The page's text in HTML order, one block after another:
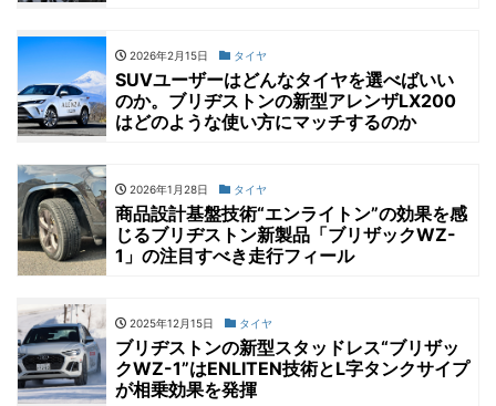
2026年2月15日 タイヤ
SUVユーザーはどんなタイヤを選べばいい
のか。ブリヂストンの新型アレンザLX200
はどのような使い方にマッチするのか
2026年1月28日 タイヤ
商品設計基盤技術“エンライトン”の効果を感
じるブリヂストン新製品「ブリザックWZ-
1」の注目すべき走行フィール
2025年12月15日 タイヤ
ブリヂストンの新型スタッドレス“ブリザッ
クWZ-1”はENLITEN技術とL字タンクサイプ
が相乗効果を発揮